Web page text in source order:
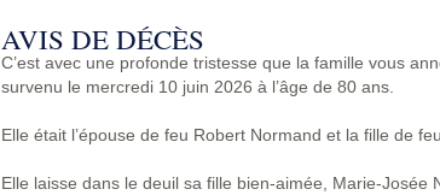
AVIS DE DÉCÈS
C’est avec une profonde tristesse que la famille vous
survenu le mercredi 10 juin 2026 à l’âge de 80 ans.
Elle était l’épouse de feu Robert Normand et la fille de
Elle laisse dans le deuil sa fille bien-aimée, Marie-